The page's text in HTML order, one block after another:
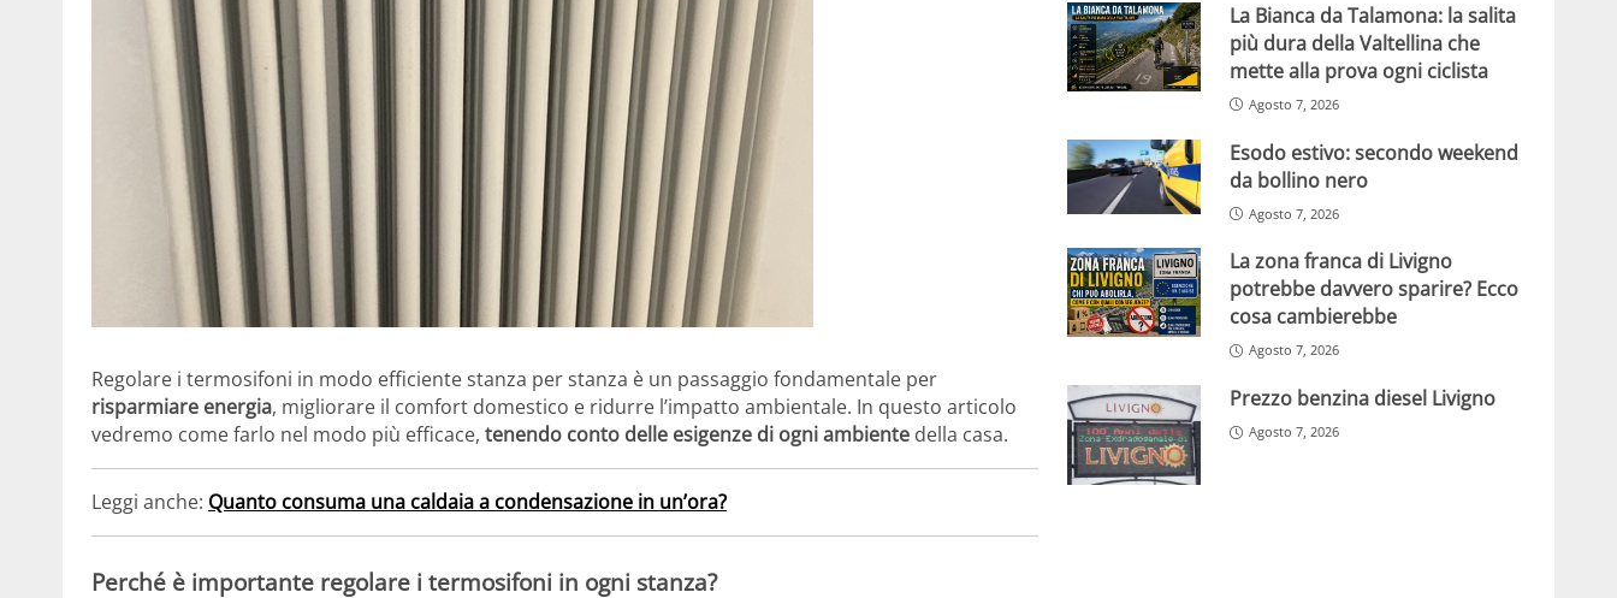
Regolare i termosifoni in modo efficiente stanza per stanza è un passaggio fondamentale per
risparmiare energia, migliorare il comfort domestico e ridurre l’impatto ambientale. In questo articolo
vedremo come farlo nel modo più efficace, tenendo conto delle esigenze di ogni ambiente della casa.
Leggi anche: Quanto consuma una caldaia a condensazione in un’ora?
Perché è importante regolare i termosifoni in ogni stanza?
La Bianca da Talamona: la salita
più dura della Valtellina che
mette alla prova ogni ciclista
Agosto 7, 2026
Esodo estivo: secondo weekend
da bollino nero
Agosto 7, 2026
La zona franca di Livigno
potrebbe davvero sparire? Ecco
cosa cambierebbe
Agosto 7, 2026
Prezzo benzina diesel Livigno
Agosto 7, 2026